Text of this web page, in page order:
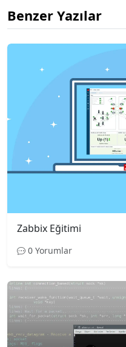
Benzer Yazılar
Zabbix Eğitimi
0 Yorumlar